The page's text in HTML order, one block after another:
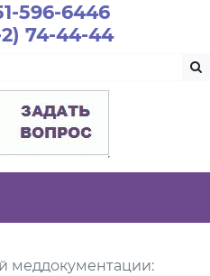
596-6446
74-44-44
меддокументации: